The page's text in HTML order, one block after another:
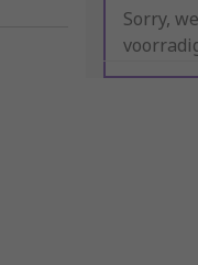
Sorry,